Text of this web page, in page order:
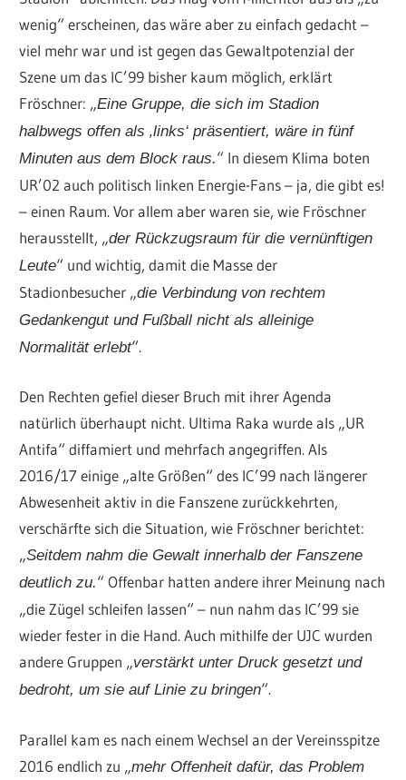
wenig“ erscheinen, das wäre aber zu einfach gedacht –
viel mehr war und ist gegen das Gewaltpotenzial der
Szene um das IC’99 bisher kaum möglich, erklärt
Fröschner: „Eine Gruppe, die sich im Stadion
halbwegs offen als ‚links‘ präsentiert, wäre in fünf
Minuten aus dem Block raus.“ In diesem Klima boten
UR’02 auch politisch linken Energie-Fans – ja, die gibt es!
– einen Raum. Vor allem aber waren sie, wie Fröschner
herausstellt, „der Rückzugsraum für die vernünftigen
Leute“ und wichtig, damit die Masse der
Stadionbesucher „die Verbindung von rechtem
Gedankengut und Fußball nicht als alleinige
Normalität erlebt“.
Den Rechten gefiel dieser Bruch mit ihrer Agenda
natürlich überhaupt nicht. Ultima Raka wurde als „UR
Antifa“ diffamiert und mehrfach angegriffen. Als
2016/17 einige „alte Größen“ des IC’99 nach längerer
Abwesenheit aktiv in die Fanszene zurückkehrten,
verschärfte sich die Situation, wie Fröschner berichtet:
„Seitdem nahm die Gewalt innerhalb der Fanszene
deutlich zu.“ Offenbar hatten andere ihrer Meinung nach
„die Zügel schleifen lassen“ – nun nahm das IC’99 sie
wieder fester in die Hand. Auch mithilfe der UJC wurden
andere Gruppen „verstärkt unter Druck gesetzt und
bedroht, um sie auf Linie zu bringen“.
Parallel kam es nach einem Wechsel an der Vereinsspitze
2016 endlich zu „mehr Offenheit dafür, das Problem